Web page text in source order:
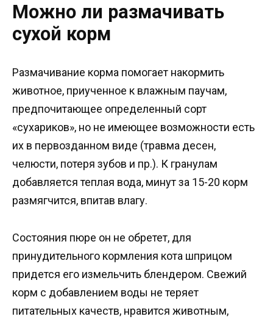
Можно ли размачивать
сухой корм
Размачивание корма помогает накормить
животное, приученное к влажным паучам,
предпочитающее определенный сорт
«сухариков», но не имеющее возможности есть
их в первозданном виде (травма десен,
челюсти, потеря зубов и пр.). К гранулам
добавляется теплая вода, минут за 15-20 корм
размягчится, впитав влагу.
Состояния пюре он не обретет, для
принудительного кормления кота шприцом
придется его измельчить блендером. Свежий
корм с добавлением воды не теряет
питательных качеств, нравится животным,